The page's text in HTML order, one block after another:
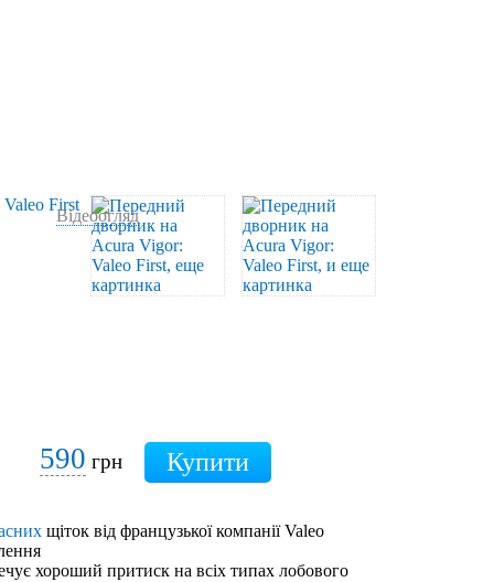
Відеоогляд
590 грн
щіток від французької компанії Valeo
хороший притиск на всіх типах лобового